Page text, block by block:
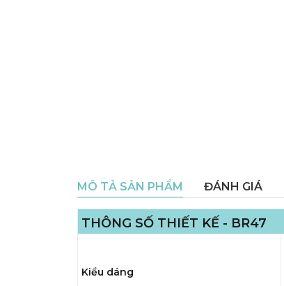
MÔ TẢ SẢN PHẨM ĐÁNH GIÁ
THÔNG SỐ THIẾT KẾ - BR47
Kiểu dáng